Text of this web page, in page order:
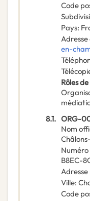
Code
Pays:
en-
Rôles
8.1. ORG-
Nom
B8EC-
Ville:
Code